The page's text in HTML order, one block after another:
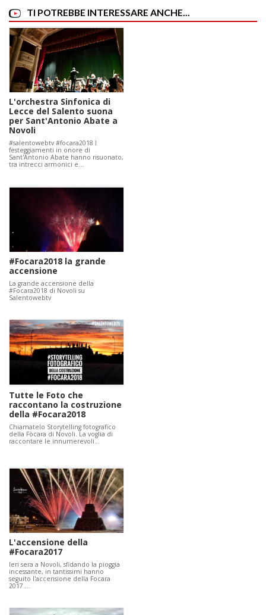
TI POTREBBE INTERESSARE ANCHE...
L'orchestra Sinfonica di
Lecce del Salento suona
per Sant'Antonio Abate a
Novoli
#salentowebtv #focara2018 I
festeggiamenti in onore di
Sant'Antonio Abate hanno risuonato,
tra intrecci armonici e…
#Focara2018 la grande
accensione
La grande accensione della
#Focara2018 di Novoli su
Salentowebtv
Tutte le Foto che
raccontano la costruzione
della #Focara2018
Chiamatelo Storytelling fotografico
della Fòcara di Novoli. La voglia di
raccontare le innumerevoli…
L'accensione della
#Focara2017
Ieri sera a Novoli, sfidando la pioggia
incessante, in tantissimi hanno
seguito l'accensione della Focara
2017.…